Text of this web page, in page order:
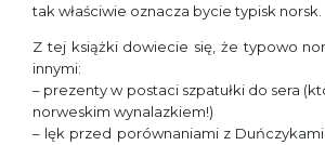
tak właściwie oznacza bycie typisk norsk.
Z tej książki dowiecie się, że typowo
innymi:
– prezenty w postaci szpatułki do sera
norweskim wynalazkiem!)
– lęk przed porównaniami z